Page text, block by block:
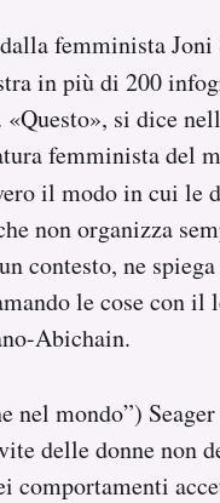
femminista Joni
in più di 200
si dice
femminista del
il modo in cui le
non organizza
contesto, ne
le cose con
Abichain.
nel mondo”)
delle donne non